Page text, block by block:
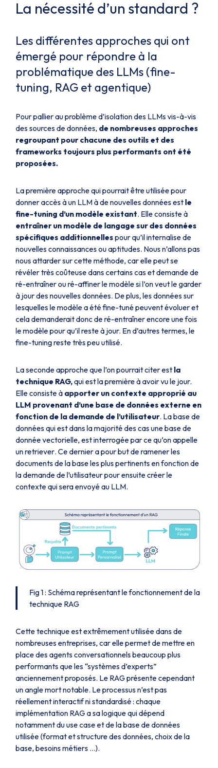
La nécessité d’un standard ?
Les différentes approches qui ont
émergé pour répondre à la
problématique des LLMs (fine-
tuning, RAG et agentique)
Pour pallier au problème d’isolation des LLMs vis-à-vis
des sources de données, de nombreuses approches
regroupant pour chacune des outils et des
frameworks toujours plus performants ont été
proposées.
La première approche qui pourrait être utilisée pour
donner accès à un LLM à de nouvelles données est le
fine-tuning d’un modèle existant. Elle consiste à
entraîner un modèle de langage sur des données
spécifiques additionnelles pour qu’il internalise de
nouvelles connaissances ou aptitudes. Nous n’allons pas
nous attarder sur cette méthode, car elle peut se
révéler très coûteuse dans certains cas et demande de
ré-entraîner ou ré-affiner le modèle si l’on veut le garder
à jour des nouvelles données. De plus, les données sur
lesquelles le modèle a été fine-tuné peuvent évoluer et
cela demanderait donc de ré-entraîner encore une fois
le modèle pour qu’il reste à jour. En d’autres termes, le
fine-tuning reste très peu utilisé.
La seconde approche que l’on pourrait citer est la
technique RAG,qui est la première à avoir vu le jour.
Elle consiste à apporter un contexte approprié au
LLM provenant d’une base de données externe en
fonction de la demande de l’utilisateur. La base de
données qui est dans la majorité des cas une base de
donnée vectorielle, est interrogée par ce qu’on appelle
unretriever. Ce dernier a pour but de ramener les
documents de la base les plus pertinents en fonction de
la demande de l’utilisateur pour ensuite créer le
contexte qui sera envoyé au LLM.
Fig 1 : Schéma représentant le fonctionnement de la
technique RAG
Cette technique est extrêmement utilisée dans de
nombreuses entreprises, car elle permet de mettre en
place des agents conversationnels beaucoup plus
performants que les “systèmes d’experts”
anciennement proposés. Le RAG présente cependant
un angle mort notable. Le processus n’est pas
réellement interactif ni standardisé : chaque
implémentation RAG a sa logique qui dépend
notamment du use case et de la base de données
utilisée (format et structure des données, choix de la
base, besoins métiers …).